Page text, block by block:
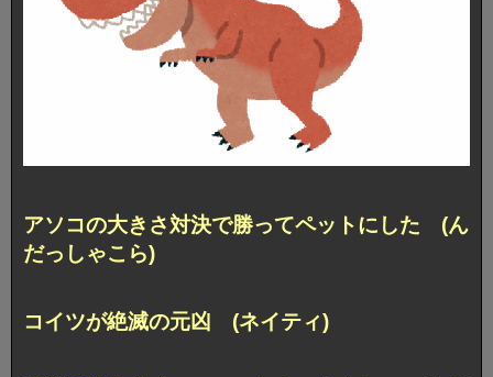
アソコの大きさ対決で勝ってペットにした (ん
だっしゃこら)
コイツが絶滅の元凶 (ネイティ)